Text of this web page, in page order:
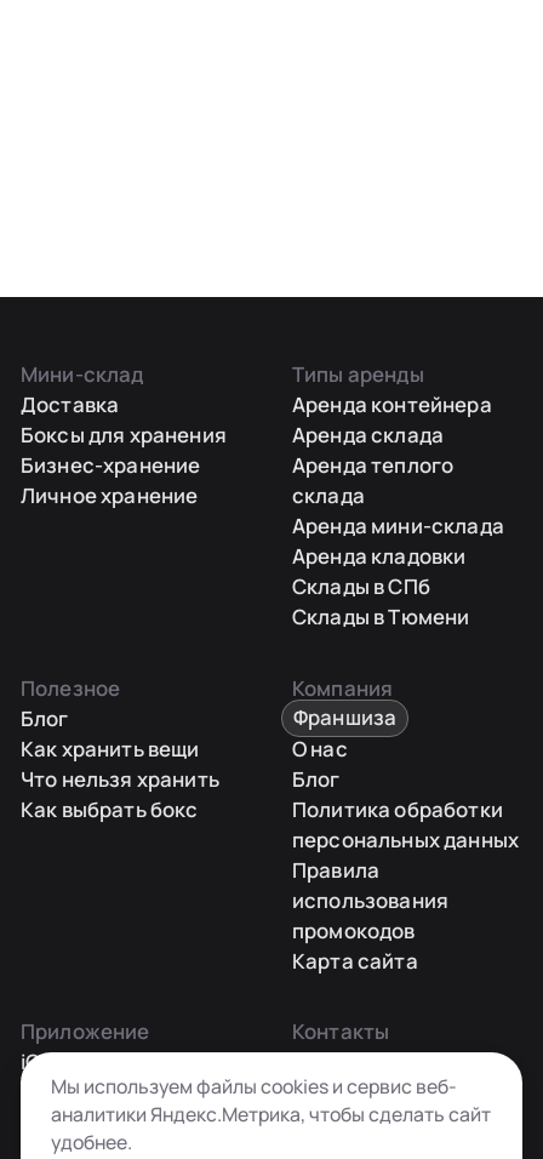
Мини-склад
Доставка
Боксы для хранения
Бизнес-хранение
Личное хранение
Типы аренды
Аренда контейнера
Аренда склада
Аренда теплого
склада
Аренда мини-склада
Аренда кладовки
Склады в СПб
Склады в Тюмени
Полезное
Блог
Как хранить вещи
Что нельзя хранить
Как выбрать бокс
Компания
Франшиза
О нас
Блог
Политика обработки
персональных данных
Правила
использования
промокодов
Карта сайта
Приложение
iOS
Android
Контакты
Заказать звонок
+7 495 181-55-45
info@kladovkin.ru
Мы используем файлы cookies и сервис веб-
аналитики Яндекс.Метрика, чтобы сделать сайт
удобнее.